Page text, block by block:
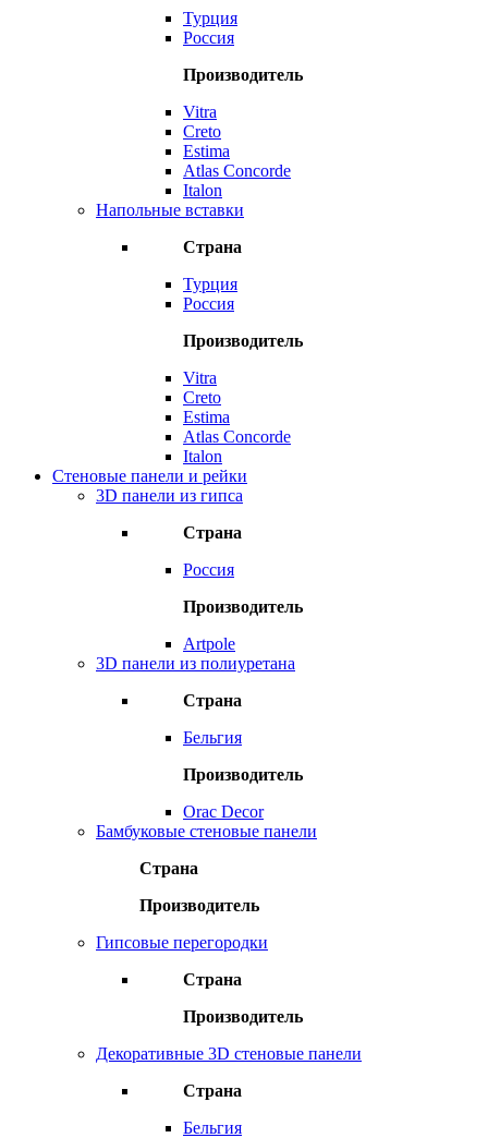
Турция
Россия
Производитель
Vitra
Creto
Estima
Atlas Concorde
Italon
Напольные вставки
Страна
Турция
Россия
Производитель
Vitra
Creto
Estima
Atlas Concorde
Italon
Стеновые панели и рейки
3D панели из гипса
Страна
Россия
Производитель
Artpole
3D панели из полиуретана
Страна
Бельгия
Производитель
Orac Decor
Бамбуковые стеновые панели
Страна
Производитель
Гипсовые перегородки
Страна
Производитель
Декоративные 3D стеновые панели
Страна
Бельгия